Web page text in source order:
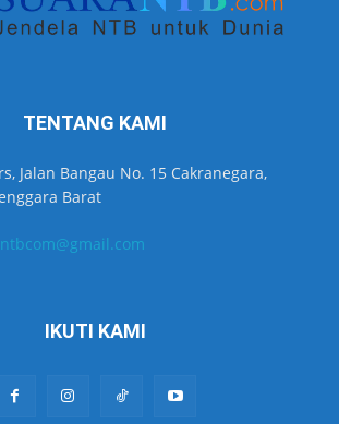
TENTANG KAMI
Jalan Bangau No. 15 Cakranegara,
Barat
IKUTI KAMI